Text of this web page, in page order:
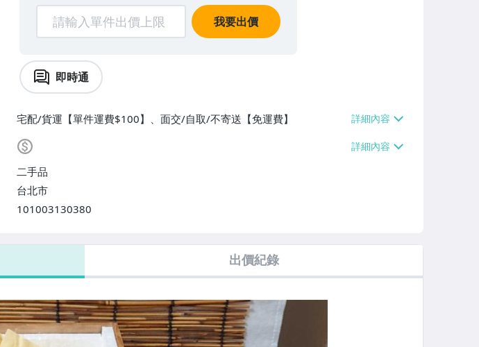
我要出價
即時通
宅配/貨運【單件運費$100】、面交/自取/不寄送【免運費】
二手品
台北市
101003130380
出價紀錄